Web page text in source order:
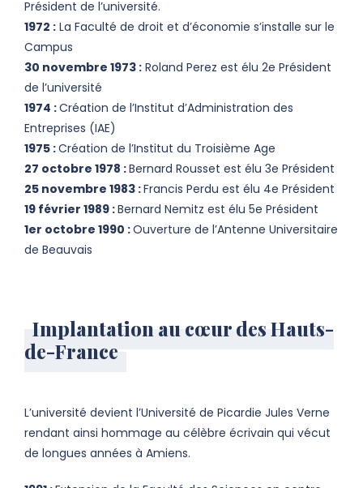
Président de l’université.
1972 : La Faculté de droit et d’économie s’installe sur le
Campus
30 novembre 1973 : Roland Perez est élu 2e Président
de l’université
1974 :Création de l’Institut d’Administration des
Entreprises (IAE)
1975 :Création de l’Institut du Troisième Age
27 octobre 1978 :Bernard Rousset est élu 3e Président
25 novembre 1983 :Francis Perdu est élu 4e Président
19 février 1989 :Bernard Nemitz est élu 5e Président
1er octobre 1990 :Ouverture de l’Antenne Universitaire
de Beauvais
Implantation au cœur des Hauts-
de-France
L’université devient l’Université de Picardie Jules Verne
rendant ainsi hommage au célèbre écrivain qui vécut
de longues années à Amiens.